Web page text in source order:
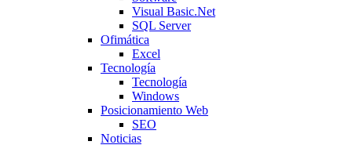
Visual Basic.Net
SQL Server
Ofimática
Excel
Tecnología
Tecnología
Windows
Posicionamiento Web
SEO
Noticias